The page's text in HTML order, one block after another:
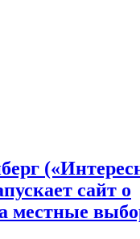
сайт о
местные